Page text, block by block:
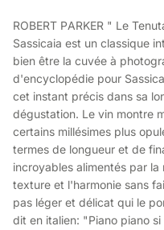
ROBERT PARKER " Le
Sassicaia est un classique
bien être la cuvée à
d'encyclopédie pour
cet instant précis dans sa
dégustation. Le vin montre
certains millésimes plus
termes de longueur et de
incroyables alimentés par
texture et l'harmonie sans
pas léger et délicat qui le
dit en italien: "Piano piano